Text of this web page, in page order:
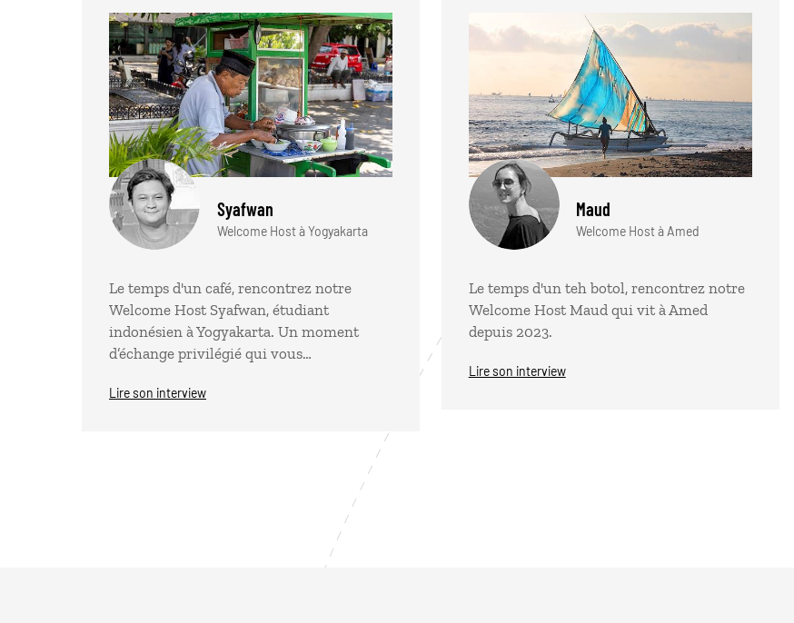
Syafwan
Welcome Host à Yogyakarta
Le temps d'un café, rencontrez notre
Welcome Host Syafwan, étudiant
indonésien à Yogyakarta. Un moment
d’échange privilégié qui vous…
Lire son interview
Maud
Welcome Host à Amed
Le temps d'un teh botol, rencontrez notre
Welcome Host Maud qui vit à Amed
depuis 2023.
Lire son interview